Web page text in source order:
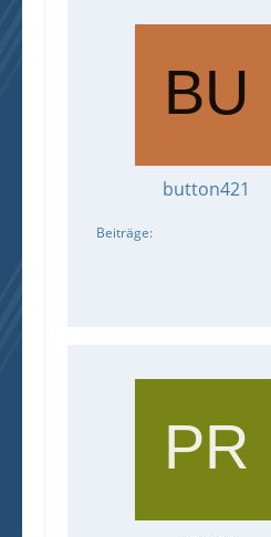
button421
Beiträge